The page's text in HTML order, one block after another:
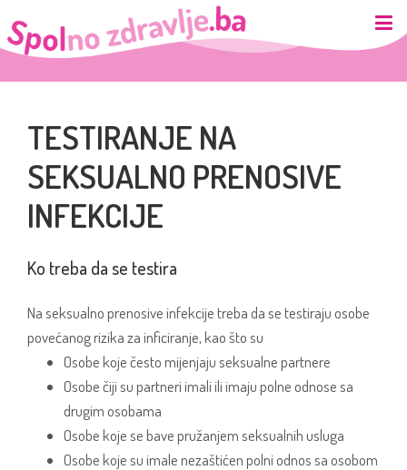
TESTIRANJE NA
SEKSUALNO PRENOSIVE
INFEKCIJE
Ko treba da se testira
Na seksualno prenosive infekcije treba da se testiraju osobe
povećanog rizika za inficiranje, kao što su
Osobe koje često mijenjaju seksualne partnere
Osobe čiji su partneri imali ili imaju polne odnose sa
drugim osobama
Osobe koje se bave pružanjem seksualnih usluga
Osobe koje su imale nezaštićen polni odnos sa osobom